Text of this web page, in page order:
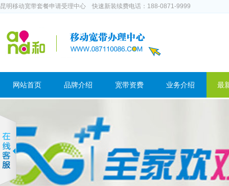
昆明移动宽带套餐申请受理中心 快速新装续费电话：188-0871-9999
网站首页 品牌介绍 宽带资费 业务介绍 最